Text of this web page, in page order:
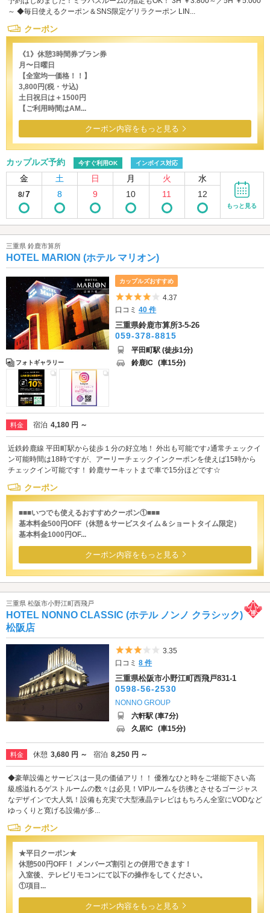
～ ◆毎日使えるクーポン＆SNS限定ゲリラクーポン LIN...
クーポン
《1》休憩3時間券プラン券
月〜日曜日
【全室均一価格！！】
3,800円(税・サ込)
土日祝日は＋1500円
【ご利用時間はAM...
クーポン内容をもっと見る
カップルズ予約 今すぐ利用OK インボイス対応
金 土 日 月 火 水
8/7 8 9 10 11 12
もっと見る
三重県 鈴鹿市算所
HOTEL MARION (ホテル マリオン)
フォトギャラリー
カップルズおすすめ
5つ星のうち4
4.37
口コミ40 件
三重県鈴鹿市算所3-5-26
059-378-8815
平田町駅 (徒歩1分)
鈴鹿IC (車15分)
料金 宿泊 4,180 円 ～
近鉄鈴鹿線 平田町駅から徒歩１分の好立地！ 外出も可能です♪通常チェックイ
ン可能時間は18時ですが、アーリーチェックインクーポンを使えば15時から
チェックイン可能です！ 鈴鹿サーキットまで車で15分ほどです☆
クーポン
■■■いつでも使えるおすすめクーポン①■■■
基本料金500円OFF（休憩＆サービスタイム＆ショートタイム限定）
基本料金1000円OF...
クーポン内容をもっと見る
三重県 松阪市小野江町西飛戸
HOTEL NONNO CLASSIC (ホテル ノンノ クラシック)
松阪店
5つ星のうち3
3.35
口コミ8 件
三重県松阪市小野江町西飛戸831-1
0598-56-2530
NONNO GROUP
六軒駅 (車7分)
久居IC (車15分)
料金 休憩 3,680 円 ～ 宿泊 8,250 円 ～
◆豪華設備とサービスは一見の価値アリ！！ 優雅なひと時をご堪能下さい高
級感溢れるゲストルームの数々は必見！VIPルームを彷彿とさせるゴージャス
なデザインで大人気！設備も充実で大型液晶テレビはもちろん全室にVODなど
ゆっくりと寛げる設備が多...
クーポン
★平日クーポン★
休憩500円OFF！ メンバーズ割引との併用できます！
入室後、テレビリモコンにて以下の操作をしてください。
①項目...
クーポン内容をもっと見る